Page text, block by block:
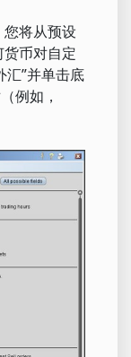
将从预设
币对自定
汇”并单击底
例如，